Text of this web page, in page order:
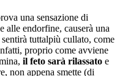
una sensazione di
alle endorfine, causerà una
tuttalpiù cullato, come
proprio come avviene
il feto sarà rilassato e
non appena smette (di